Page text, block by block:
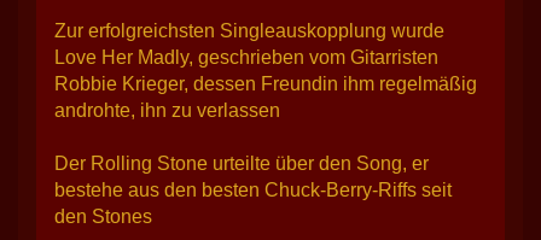
Zur erfolgreichsten Singleauskopplung wurde
Love Her Madly, geschrieben vom Gitarristen
Robbie Krieger, dessen Freundin ihm regelmäßig
androhte, ihn zu verlassen
Der Rolling Stone urteilte über den Song, er
bestehe aus den besten Chuck-Berry-Riffs seit
den Stones